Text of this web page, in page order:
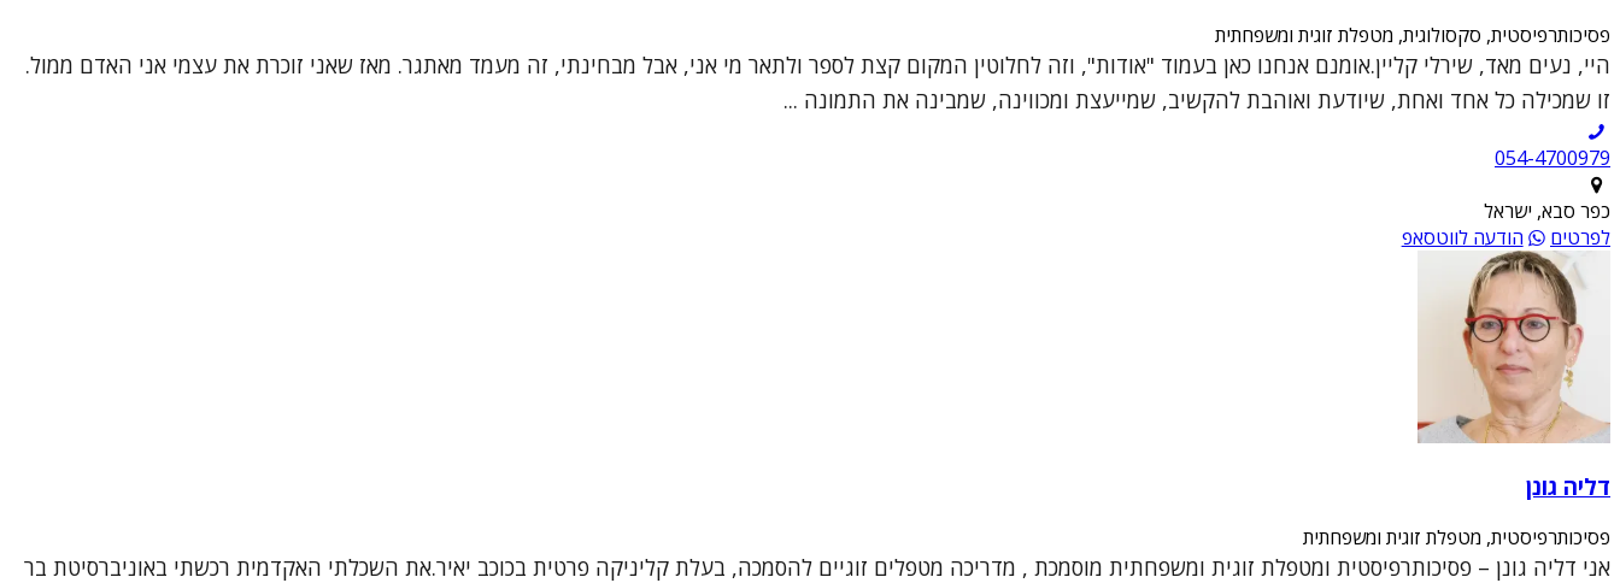
פסיכותרפיסטית, סקסולוגית, מטפלת זוגית ומשפחתית
היי, נעים מאד, שירלי קליין.אומנם אנחנו כאן בעמוד "אודות", וזה לחלוטין המקום קצת לספר ולתאר מי אני, אבל מבחינתי, זה מעמד מאתגר. מאז שאני זוכרת את עצמי אני האדם ממול.
זו שמכילה כל אחד ואחת, שיודעת ואוהבת להקשיב, שמייעצת ומכווינה, שמבינה את התמונה ...
054-4700979
כפר סבא, ישראל
לפרטים
הודעה לווטסאפ
דליה גונן
פסיכותרפיסטית, מטפלת זוגית ומשפחתית
אני דליה גונן – פסיכותרפיסטית ומטפלת זוגית ומשפחתית מוסמכת , מדריכה מטפלים זוגיים להסמכה, בעלת קליניקה פרטית בכוכב יאיר.את השכלתי האקדמית רכשתי באוניברסיטת בר